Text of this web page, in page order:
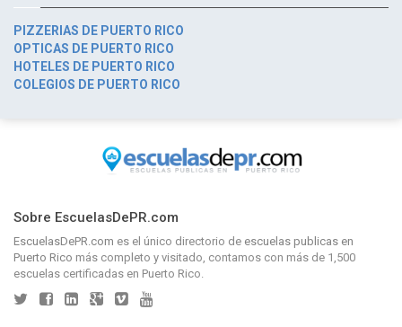
PIZZERIAS DE PUERTO RICO
OPTICAS DE PUERTO RICO
HOTELES DE PUERTO RICO
COLEGIOS DE PUERTO RICO
Sobre EscuelasDePR.com
EscuelasDePR.com es el único directorio de escuelas publicas en
Puerto Rico más completo y visitado, contamos con más de 1,500
escuelas certificadas en Puerto Rico.